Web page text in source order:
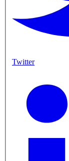
Twitter